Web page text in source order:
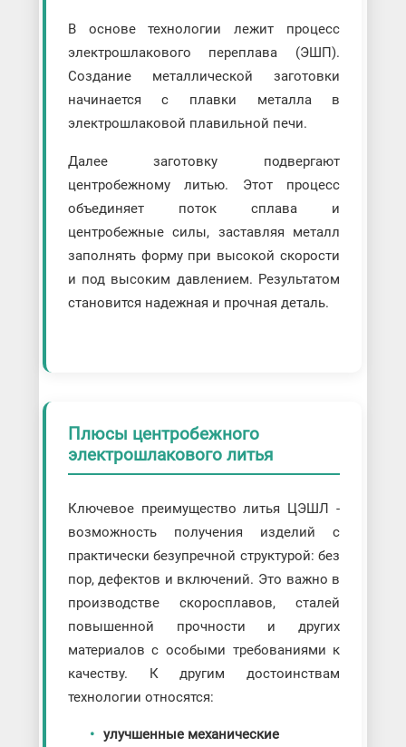
В основе технологии лежит процесс
электрошлакового переплава (ЭШП).
Создание металлической заготовки
начинается с плавки металла в
электрошлаковой плавильной печи.
Далее заготовку подвергают
центробежному литью. Этот процесс
объединяет поток сплава и
центробежные силы, заставляя металл
заполнять форму при высокой скорости
и под высоким давлением. Результатом
становится надежная и прочная деталь.
Плюсы центробежного
электрошлакового литья
Ключевое преимущество литья ЦЭШЛ -
возможность получения изделий с
практически безупречной структурой: без
пор, дефектов и включений. Это важно в
производстве скоросплавов, сталей
повышенной прочности и других
материалов с особыми требованиями к
качеству. К другим достоинствам
технологии относятся:
улучшенные механические